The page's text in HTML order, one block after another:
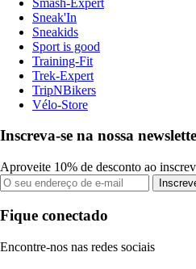
Sneak'In
Sneakids
Sport is good
Training-Fit
Trek-Expert
TripNBikers
Vélo-Store
Inscreva-se na nossa
Aproveite 10% de desconto ao
Fique conectado
Encontre-nos nas redes sociais